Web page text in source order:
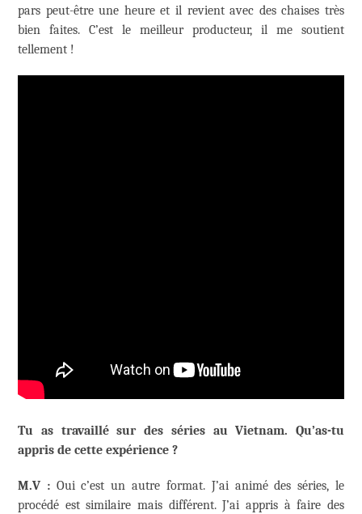
pars peut-être une heure et il revient avec des chaises très
bien faites. C’est le meilleur producteur, il me soutient
tellement !
Tu as travaillé sur des séries au Vietnam. Qu’as-tu
appris de cette expérience ?
M.V :Oui c’est un autre format. J’ai animé des séries, le
procédé est similaire mais différent. J’ai appris à faire des